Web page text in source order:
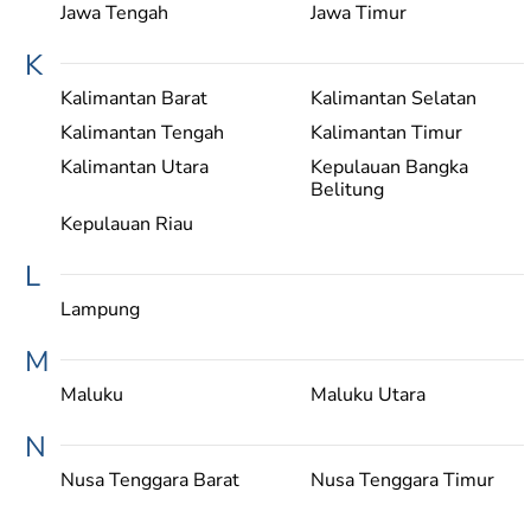
Jawa Tengah Jawa Timur
K
Kalimantan Barat
Kalimantan Selatan
Kalimantan Tengah
Kalimantan Timur
Kalimantan Utara
Kepulauan Bangka
Belitung
Kepulauan Riau
L
Lampung
M
Maluku Maluku Utara
N
Nusa Tenggara Barat Nusa Tenggara Timur